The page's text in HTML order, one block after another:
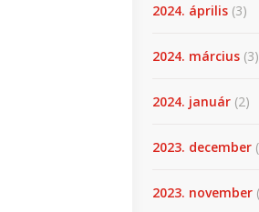
2024. április (3)
2024. március (3)
2024. január (2)
2023. december
2023. november